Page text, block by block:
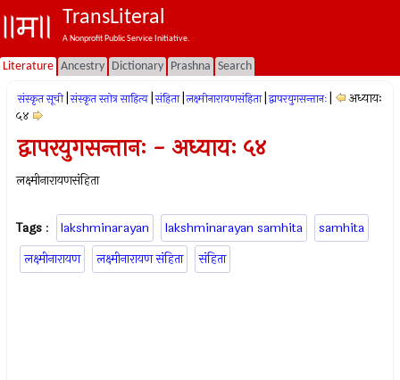
TransLiteral
A Nonprofit Public Service Initiative.
Literature Ancestry Dictionary Prashna Search
संस्कृत सूची संस्कृत स्तोत्र साहित्य संहिता लक्ष्मीनारायणसंहिता द्वापरयुगसन्तानः
अध्यायः
५४
द्वापरयुगसन्तानः - अध्यायः ५४
लक्ष्मीनारायणसंहिता
Tags : lakshminarayan lakshminarayan samhita
samhita
लक्ष्मीनारायण
लक्ष्मीनारायण संहिता संहिता